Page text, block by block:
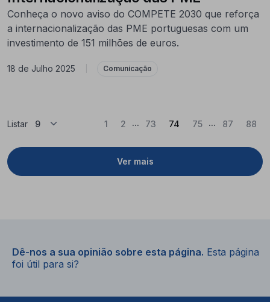
Conheça o novo aviso do COMPETE 2030 que reforça
a internacionalização das PME portuguesas com um
investimento de 151 milhões de euros.
18 de Julho 2025 Comunicação
Listar
Ver mais
1 2 ... 73 74 (Atual)
75 ... 87 88
Dê-nos a sua opinião sobre esta página. Esta página
foi útil para si?